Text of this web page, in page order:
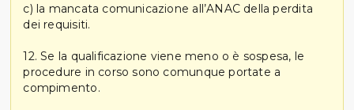
c) la mancata comunicazione all’ANAC della perdita
dei requisiti.
12. Se la qualificazione viene meno o è sospesa, le
procedure in corso sono comunque portate a
compimento.